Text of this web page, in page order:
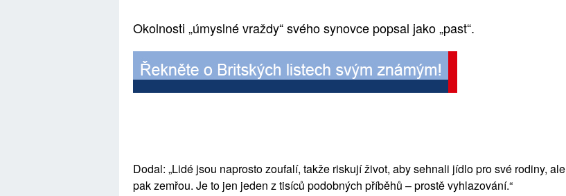
Okolnosti „úmyslné vraždy“ svého synovce popsal jako „past“.
Dodal: „Lidé jsou naprosto zoufalí, takže riskují život, aby sehnali jídlo pro své rodiny, ale
pak zemřou. Je to jen jeden z tisíců podobných příběhů – prostě vyhlazování.“